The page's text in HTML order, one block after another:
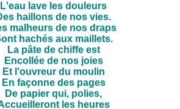
L'eau lave les douleurs
haillons de nos vies.
malheurs de nos draps
hachés aux maillets.
La pâte de chiffe est
Encollée de nos joies
Et l'ouvreur du moulin
En façonne des pages
De papier qui, polies,
les heures